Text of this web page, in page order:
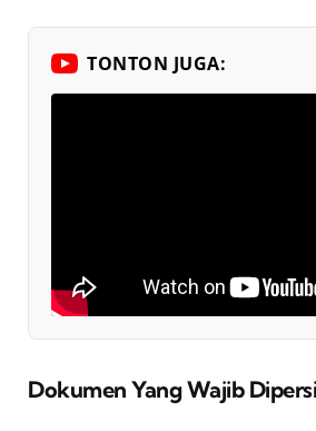
TONTON JUGA:
Dokumen Yang Wajib